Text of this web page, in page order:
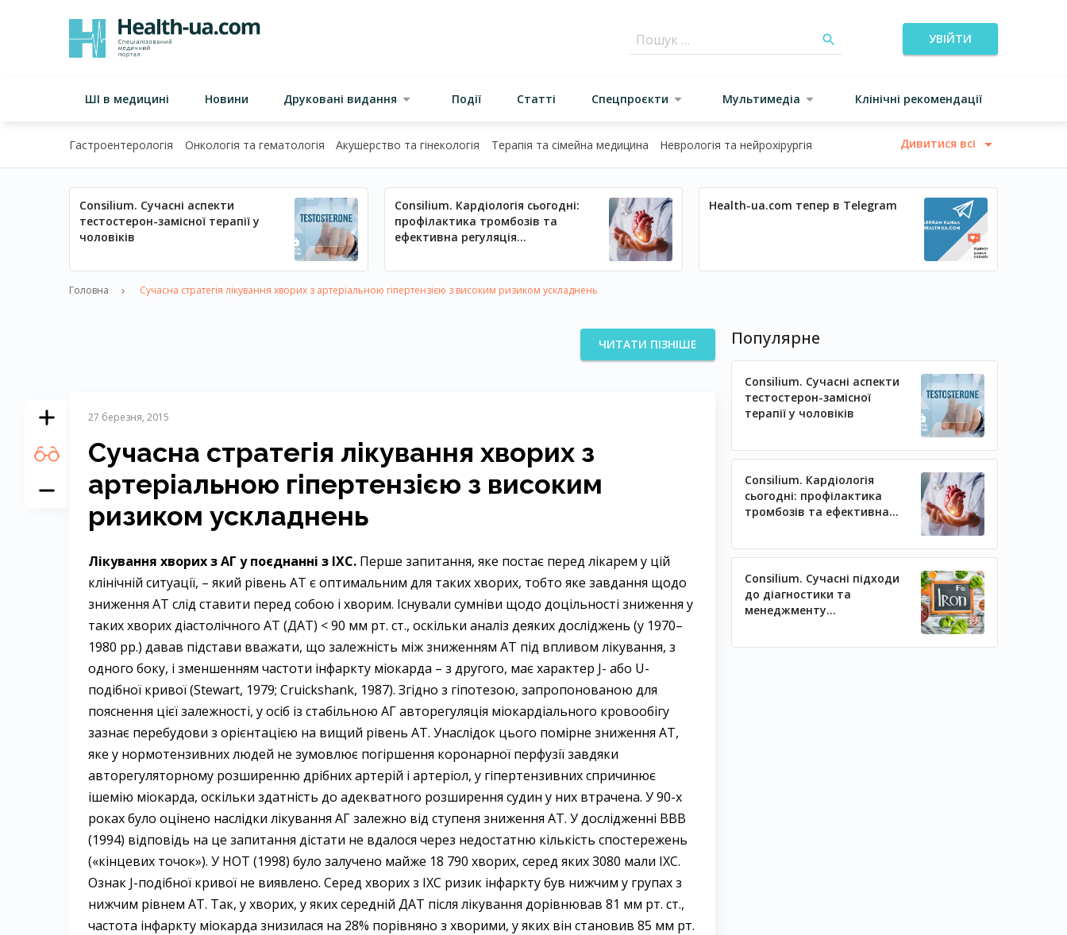
УВІЙТИ
ШІ в медицині Новини Друковані видання Події Статті Спецпроєкти Мультимедіа Клінічні рекомендації
Гастроентерологія Онкологія та гематологія Акушерство та гінекологія Терапія та сімейна медицина Неврологія та нейрохірургія Дивитися всі
Consilium. Сучасні аспекти
тестостерон-замісної терапії у
чоловіків
Consilium. Кардіологія сьогодні:
профілактика тромбозів та
ефективна регуляція
Health-ua.com тепер в Telegram
Головна Сучасна стратегія лікування хворих з артеріальною гіпертензією з високим ризиком ускладнень
ЧИТАТИ ПІЗНІШЕ
27 березня, 2015
Сучасна стратегія лікування хворих з
артеріальною гіпертензією з високим
ризиком ускладнень
Лікування хворих з АГ у поєднанні з ІХС. Перше запитання, яке постає перед лікарем у цій
клінічній ситуації, – який рівень AT є оптимальним для таких хворих, тобто яке завдання щодо
зниження AT слід ставити перед собою і хворим. Існували сумніви щодо доцільності зниження у
таких хворих діастолічного AT (ДАТ) < 90 мм рт. ст., оскільки аналіз деяких досліджень (у 1970–
1980 pp.) давав підстави вважати, що залежність між зниженням AT під впливом лікування, з
одного боку, і зменшенням частоти інфаркту міокарда – з другого, має характер J- або U-
подібної кривої (Stewart, 1979; Cruickshank, 1987). Згідно з гіпотезою, запропонованою для
пояснення цієї залежності, у осіб із стабільною АГ авторегуляція міокардіального кровообігу
зазнає перебудови з орієнтацією на вищий рівень AT. Унаслідок цього помірне зниження AT,
яке у нормотензивних людей не зумовлює погіршення коронарної перфузії завдяки
авторегуляторному розширенню дрібних артерій і артеріол, у гіпертензивних спричинює
ішемію міокарда, оскільки здатність до адекватного розширення судин у них втрачена. У 90-х
роках було оцінено наслідки лікування АГ залежно від ступеня зниження AT. У дослідженні ВВВ
(1994) відповідь на це запитання дістати не вдалося через недостатню кількість спостережень
(«кінцевих точок»). У НОТ (1998) було залучено майже 18 790 хворих, серед яких 3080 мали ІХС.
Ознак J-подібної кривої не виявлено. Серед хворих з ІХС ризик інфаркту був нижчим у групах з
нижчим рівнем AT. Так, у хворих, у яких середній ДАТ після лікування дорівнював 81 мм рт. ст.,
частота інфаркту міокарда знизилася на 28% порівняно з хворими, у яких він становив 85 мм рт.
Популярне
Consilium. Сучасні аспекти
тестостерон-замісної
терапії у чоловіків
Consilium. Кардіологія
сьогодні: профілактика
тромбозів та ефективна
Consilium. Сучасні підходи
до діагностики та
менеджменту